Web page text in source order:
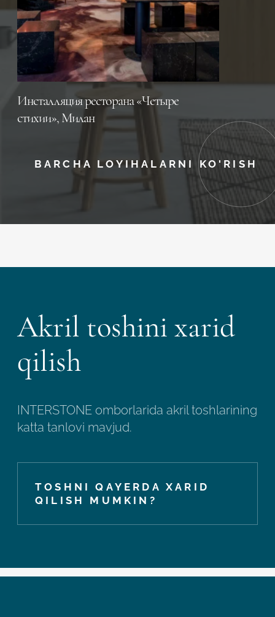
Инсталляция ресторана «Четыре
стихии», Милан
BARCHA LOYIHALARNI KO'RISH
Akril toshini xarid
qilish
INTERSTONE omborlarida akril toshlarining
katta tanlovi mavjud.
TOSHNI QAYERDA XARID
QILISH MUMKIN?